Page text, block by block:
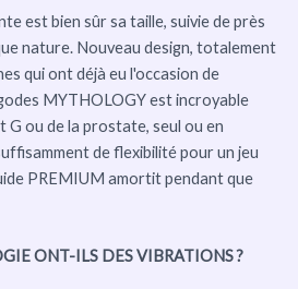
est bien sûr sa taille, suivie de près
nature. Nouveau design, totalement
qui ont déjà eu l'occasion de
MYTHOLOGY est incroyable
G ou de la prostate, seul ou en
de flexibilité pour un jeu
PREMIUM amortit pendant que
ONT-ILS DES VIBRATIONS ?